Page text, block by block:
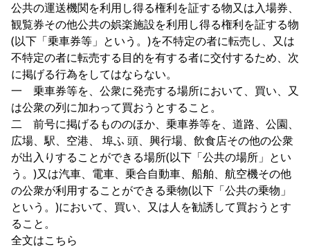
公共の運送機関を利用し得る権利を証する物又は入場券、
観覧券その他公共の娯楽施設を利用し得る権利を証する物
(以下「乗車券等」という。)を不特定の者に転売し、又は
不特定の者に転売する目的を有する者に交付するため、次
に掲げる行為をしてはならない。
一　乗車券等を、公衆に発売する場所において、買い、又
は公衆の列に加わって買おうとすること。
二　前号に掲げるもののほか、乗車券等を、道路、公園、
広場、駅、空港、 埠ふ 頭、興行場、飲食店その他の公衆
が出入りすることができる場所(以下「公共の場所」とい
う。)又は汽車、電車、乗合自動車、船舶、航空機その他
の公衆が利用することができる乗物(以下「公共の乗物」
という。)において、買い、又は人を勧誘して買おうとす
ること。
全文はこちら